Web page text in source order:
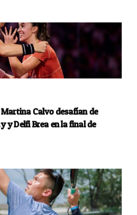
Calvo desafían de
y Delfi Brea en la final de